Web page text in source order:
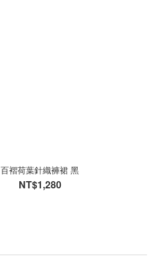
百褶荷葉針織褲裙 黑
NT$1,280